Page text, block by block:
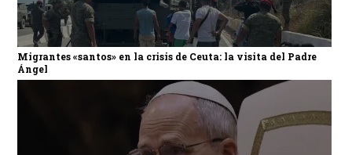
Migrantes «santos» en la crisis de Ceuta: la visita del Padre
Ángel